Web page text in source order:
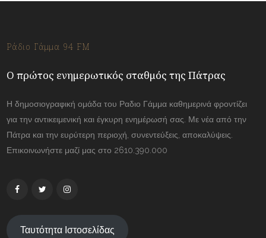
Ράδιο Γάμμα 94 FM
Ο πρώτος ενημερωτικός σταθμός της Πάτρας
Η δημοσιογραφική ομάδα του Ραδιο Γάμμα καθημερινά φροντίζει
για την αντικειμενική και έγκυρη ενημέρωσή σας. Με νέα από την
Πάτρα και την ευρύτερη περιοχή, συνεντεύξεις, αποκαλύψεις.
Επικοινωνήστε μαζί μας στο 2610.390.000
Ταυτότητα Ιστοσελίδας